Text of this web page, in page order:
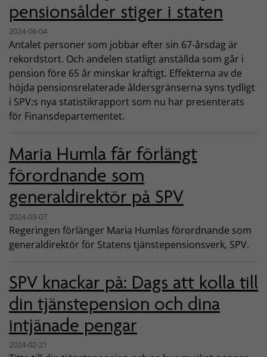
pensionsålder stiger i staten
2024-06-04
Antalet personer som jobbar efter sin 67-årsdag är
rekordstort. Och andelen statligt anställda som går i
pension före 65 år minskar kraftigt. Effekterna av de
höjda pensionsrelaterade åldersgränserna syns tydligt
i SPV:s nya statistikrapport som nu har presenterats
för Finansdepartementet.
Maria Humla får förlängt
förordnande som
generaldirektör på SPV
2024-03-07
Regeringen förlänger Maria Humlas förordnande som
generaldirektör för Statens tjänstepensionsverk, SPV.
SPV knackar på: Dags att kolla till
din tjänstepension och dina
intjänade pengar
2024-02-21